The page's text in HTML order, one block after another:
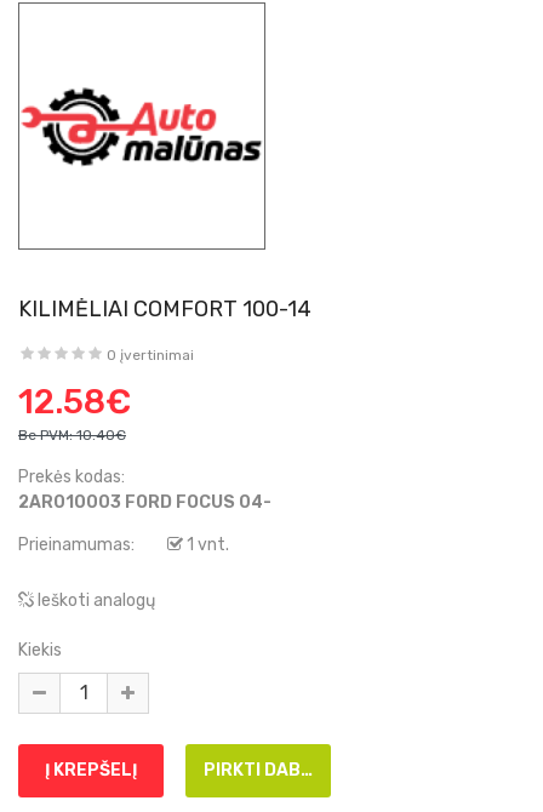
KILIMĖLIAI COMFORT 100-14
0 įvertinimai
12.58€
Be PVM: 10.40€
Prekės kodas:
2AR010003 FORD FOCUS 04-
Prieinamumas: 1 vnt.
Ieškoti analogų
Kiekis